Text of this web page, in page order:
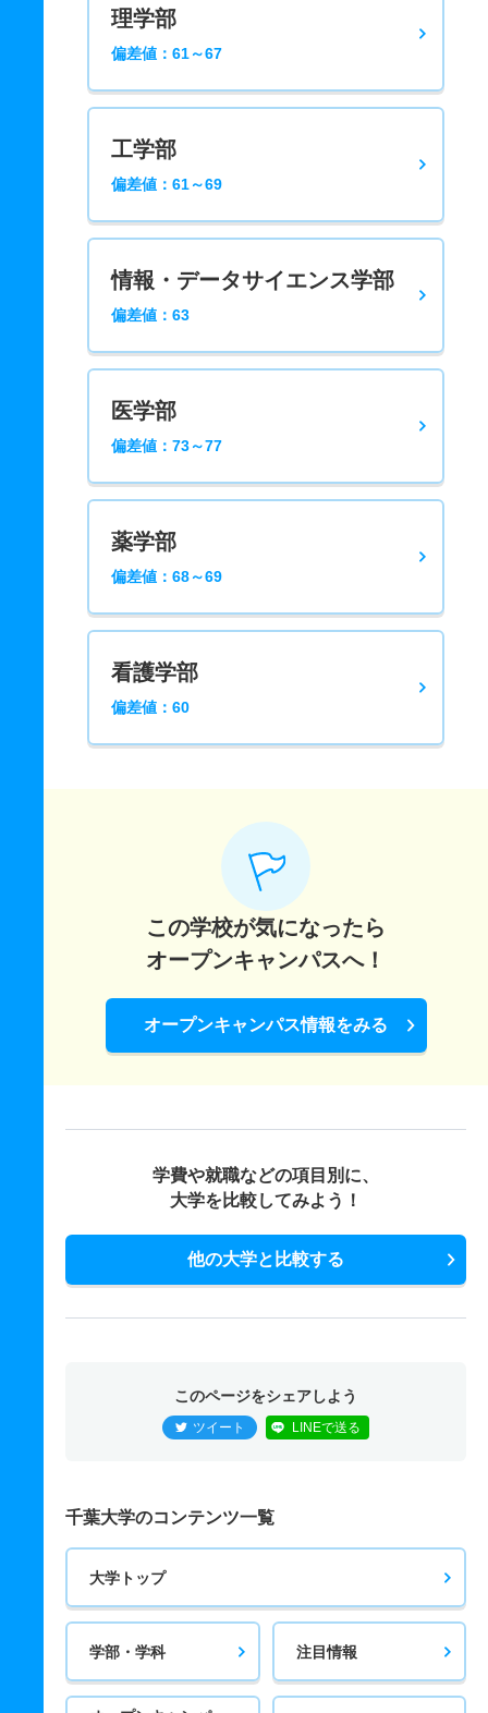
理学部
偏差値：61～67
工学部
偏差値：61～69
情報・データサイエンス学部
偏差値：63
医学部
偏差値：73～77
薬学部
偏差値：68～69
看護学部
偏差値：60
この学校が気になったら
オープンキャンパスへ！
オープンキャンパス情報をみる
学費や就職などの項目別に、
大学を比較してみよう！
他の大学と比較する
このページをシェアしよう
ツイート LINEで送る
千葉大学のコンテンツ一覧
大学トップ
学部・学科 注目情報